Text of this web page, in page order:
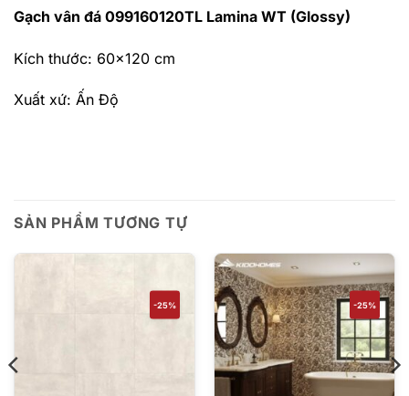
Gạch vân đá 099160120TL Lamina WT (Glossy)
Kích thước: 60×120 cm
Xuất xứ: Ấn Độ
SẢN PHẨM TƯƠNG TỰ
-25% -25%